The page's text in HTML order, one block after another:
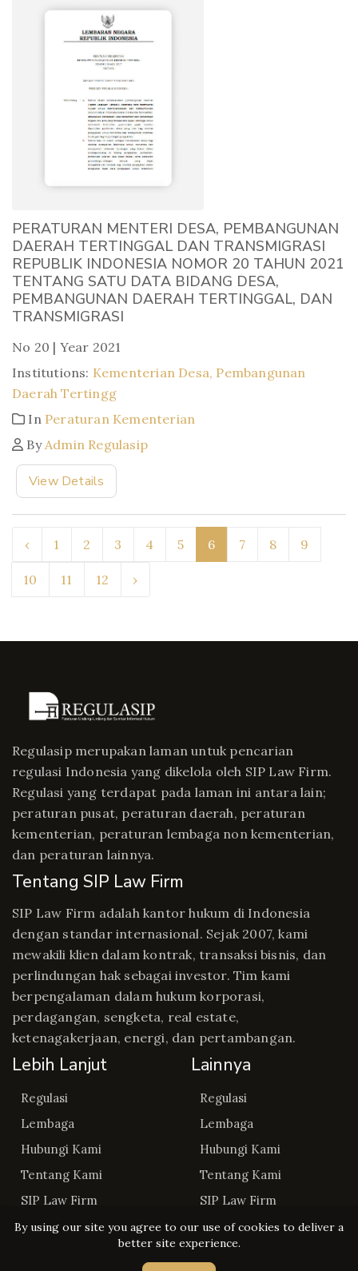
PERATURAN MENTERI DESA, PEMBANGUNAN
DAERAH TERTINGGAL DAN TRANSMIGRASI
REPUBLIK INDONESIA NOMOR 20 TAHUN 2021
TENTANG SATU DATA BIDANG DESA,
PEMBANGUNAN DAERAH TERTINGGAL, DAN
TRANSMIGRASI
No 20 | Year 2021
Institutions: Kementerian Desa, Pembangunan
Daerah Tertingg
In Peraturan Kementerian
By Admin Regulasip
View Details
‹ 1 2 3 4 5 6 7 8 9
10 11 12 ›
Regulasip merupakan laman untuk pencarian
regulasi Indonesia yang dikelola oleh SIP Law Firm.
Regulasi yang terdapat pada laman ini antara lain;
peraturan pusat, peraturan daerah, peraturan
kementerian, peraturan lembaga non kementerian,
dan peraturan lainnya.
Tentang SIP Law Firm
SIP Law Firm adalah kantor hukum di Indonesia
dengan standar internasional. Sejak 2007, kami
mewakili klien dalam kontrak, transaksi bisnis, dan
perlindungan hak sebagai investor. Tim kami
berpengalaman dalam hukum korporasi,
perdagangan, sengketa, real estate,
ketenagakerjaan, energi, dan pertambangan.
Lebih Lanjut
Regulasi
Lembaga
Hubungi Kami
Tentang Kami
SIP Law Firm
Lainnya
Regulasi
Lembaga
Hubungi Kami
Tentang Kami
SIP Law Firm
By using our site you agree to our use of cookies to deliver a
better site experience.